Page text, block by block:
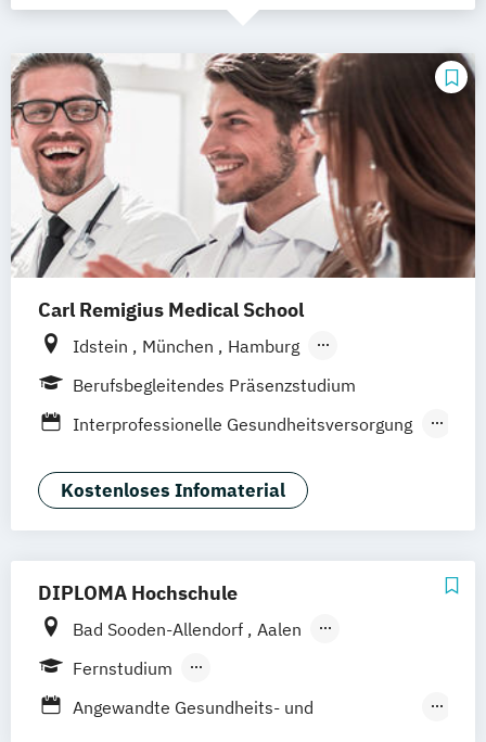
Carl Remigius Medical School
Idstein München
Hamburg
Frankfurt am Main
Hannover
Leipzig
Heidelberg
Berufsbegleitendes Präsenzstudium
Interprofessionelle Gesundheitsversorgung
Medizin- und Pflegepädagogik
Kostenloses Infomaterial
DIPLOMA Hochschule
Bad Sooden-Allendorf
Aalen
Baden-Baden
Heilbronn Kassel Leipzig
Mannheim
Fernstudium
Berufsbegleitendes Präsenzstudium
Angewandte Gesundheits- und